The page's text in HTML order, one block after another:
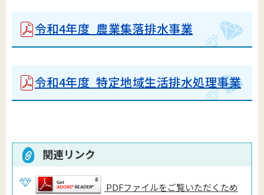
令和4年度 農業集落排水事業
令和4年度 特定地域生活排水処理事業
関連リンク
PDFファイルをご覧いただくため